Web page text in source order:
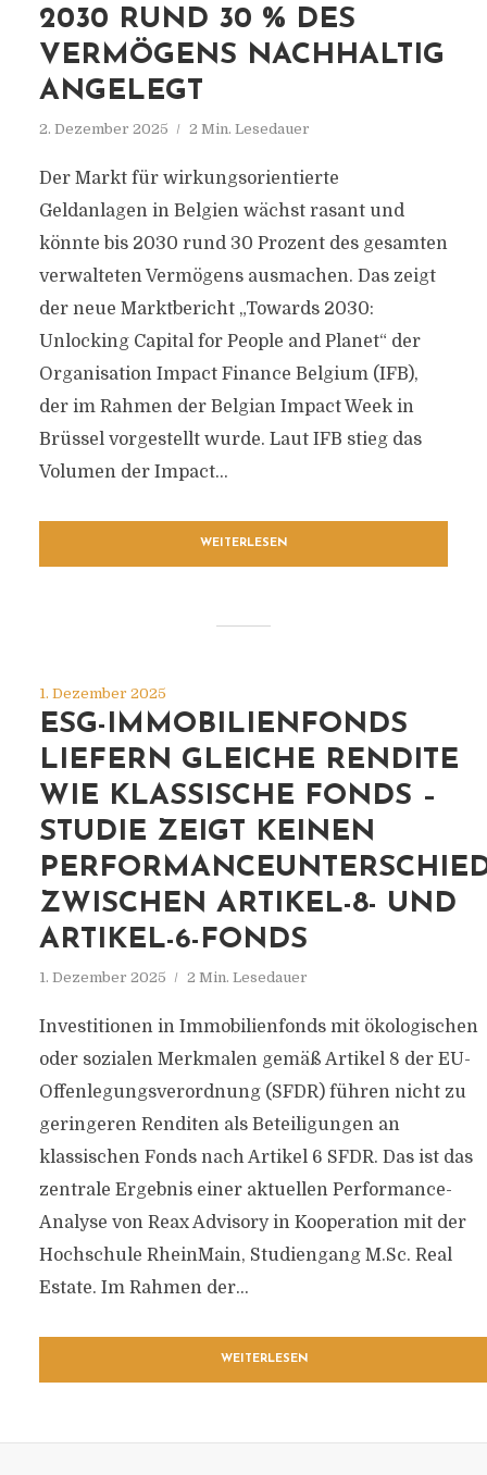
2030 RUND 30 % DES
VERMÖGENS NACHHALTIG
ANGELEGT
2. Dezember 2025 2 Min. Lesedauer
Der Markt für wirkungsorientierte
Geldanlagen in Belgien wächst rasant und
könnte bis 2030 rund 30 Prozent des gesamten
verwalteten Vermögens ausmachen. Das zeigt
der neue Marktbericht „Towards 2030:
Unlocking Capital for People and Planet“ der
Organisation Impact Finance Belgium (IFB),
der im Rahmen der Belgian Impact Week in
Brüssel vorgestellt wurde. Laut IFB stieg das
Volumen der Impact...
WEITERLESEN
1. Dezember 2025
ESG-IMMOBILIENFONDS
LIEFERN GLEICHE RENDITE
WIE KLASSISCHE FONDS –
STUDIE ZEIGT KEINEN
ZWISCHEN ARTIKEL-8- UND
ARTIKEL-6-FONDS
1. Dezember 2025 2 Min. Lesedauer
Investitionen in Immobilienfonds mit ökologischen
oder sozialen Merkmalen gemäß Artikel 8 der EU-
Offenlegungsverordnung (SFDR) führen nicht zu
geringeren Renditen als Beteiligungen an
klassischen Fonds nach Artikel 6 SFDR. Das ist das
zentrale Ergebnis einer aktuellen Performance-
Analyse von Reax Advisory in Kooperation mit der
Hochschule RheinMain, Studiengang M.Sc. Real
Estate. Im Rahmen der...
WEITERLESEN